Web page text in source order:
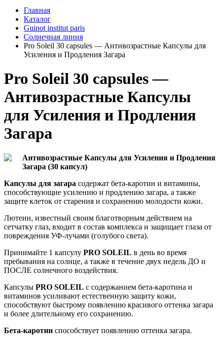
Главная
Каталог
Guinot institut paris
Солнечная линия
Pro Soleil 30 capsules — Антивозрастные Капсулы для
Усиления и Продления Загара
Pro Soleil 30 capsules —
Антивозрастные Капсулы
для Усиления и Продления
Загара
Антивозрастные Капсулы для Усиления и Продления
Загара (30 капсул)
Капсулы для загара содержат бета-каротин и витамины,
способствующие усилению и продлению загара, а также
защите клеток от старения и сохранению молодости кожи.
Лютеин, известный своим благотворным действием на
сетчатку глаз, входит в состав комплекса и защищает глаза от
повреждения УФ-лучами (голубого света).
Принимайте 1 капсулу PRO SOLEIL в день во время
пребывания на солнце, а также в течение двух недель ДО и
ПОСЛЕ солнечного воздействия.
Капсулы PRO SOLEIL с содержанием бета-каротина и
витаминов усиливают естественную защиту кожи,
способствуют быстрому появлению красивого оттенка загара
и более длительному его сохранению.
Бета-каротин способствует появлению оттенка загара.